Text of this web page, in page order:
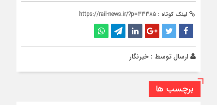
لینک کوتاه : https://rail-news.ir/?p=33385
ارسال توسط : خبرنگار
برچسب ها